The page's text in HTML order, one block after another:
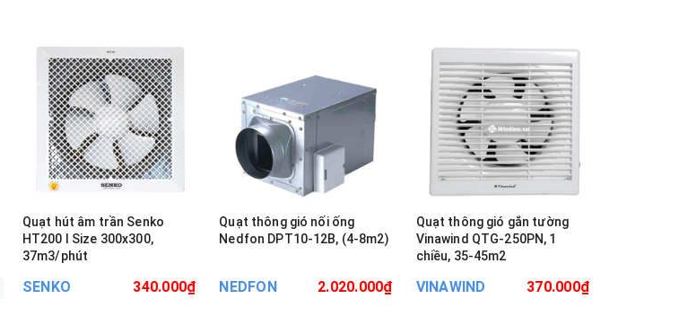
Quạt hút âm trần Senko
HT200 I Size 300x300,
37m3/phút
SENKO 340.000₫
Quạt thông gió nối ống
Nedfon DPT10-12B, (4-8m2)
NEDFON 2.020.000₫
Quạt thông gió gắn tường
Vinawind QTG-250PN, 1
chiều, 35-45m2
VINAWIND 370.000₫